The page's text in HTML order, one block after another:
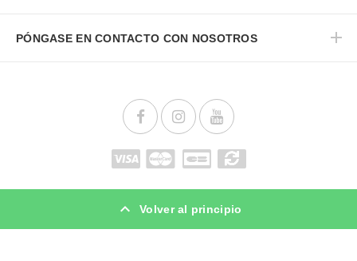
PÓNGASE EN CONTACTO CON NOSOTROS
Volver al principio